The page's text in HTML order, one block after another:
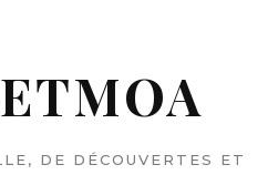
DE DÉCOUVERTES ET